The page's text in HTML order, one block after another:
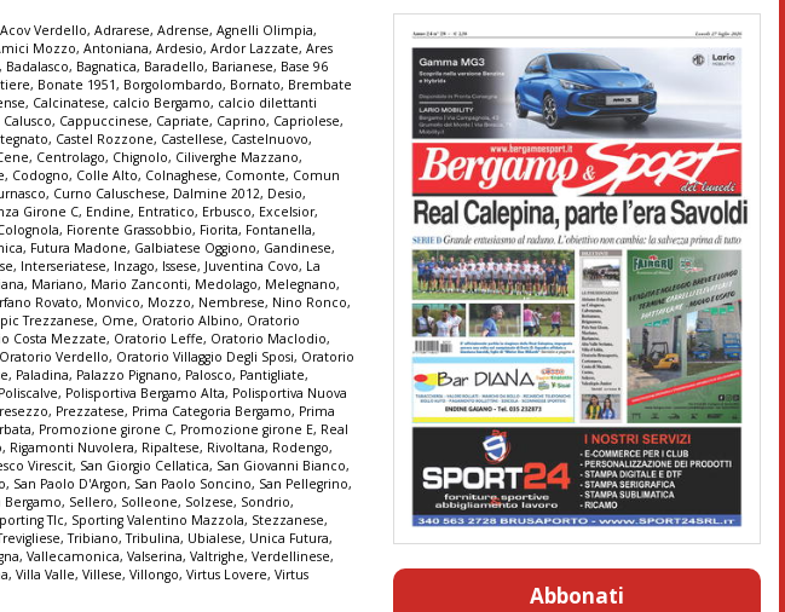
Acov Verdello,Adrarese,Adrense,Agnelli Olimpia,
Mozzo,Antoniana,Ardesio,Ardor Lazzate,Ares
, Badalasco, Bagnatica, Baradello, Barianese, Base 96
, Bonate 1951, Borgolombardo, Bornato, Brembate
, Calcinatese, calcio Bergamo, calcio dilettanti
Calusco, Cappuccinese, Capriate, Caprino, Capriolese,
, Castel Rozzone, Castellese, Castelnuovo,
, Centrolago, Chignolo, Ciliverghe Mazzano,
, Codogno, Colle Alto, Colnaghese, Comonte, Comun
, Curno Caluschese, Dalmine 2012, Desio,
Girone C, Endine, Entratico, Erbusco, Excelsior,
, Fiorente Grassobbio, Fiorita, Fontanella,
, Futura Madone, Galbiatese Oggiono, Gandinese,
, Interseriatese, Inzago, Issese, Juventina Covo, La
, Mariano, Mario Zanconti, Medolago, Melegnano,
Rovato, Monvico, Mozzo, Nembrese, Nino Ronco,
Trezzanese, Ome, Oratorio Albino, Oratorio
Costa Mezzate, Oratorio Leffe, Oratorio Maclodio,
Oratorio Verdello, Oratorio Villaggio Degli Sposi, Oratorio
, Paladina, Palazzo Pignano, Palosco, Pantigliate,
Poliscalve, Polisportiva Bergamo Alta, Polisportiva Nuova
, Prezzatese, Prima Categoria Bergamo, Prima
, Promozione girone C, Promozione girone E, Real
, Rigamonti Nuvolera, Ripaltese, Rivoltana, Rodengo,
Virescit, San Giorgio Cellatica, San Giovanni Bianco,
, San Paolo D'Argon, San Paolo Soncino, San Pellegrino,
Bergamo, Sellero, Solleone, Solzese, Sondrio,
Tlc, Sporting Valentino Mazzola, Stezzanese,
,Tribiano,Tribulina, Ubialese, Unica Futura,
,Vallecamonica,Valserina,Valtrighe,Verdellinese,
,Villa Valle,Villese,Villongo,Virtus Lovere,Virtus
Abbonati